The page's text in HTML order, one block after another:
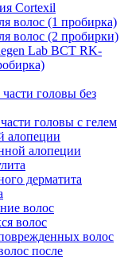
Cortexil
волос (1 пробирка)
волос (2 пробирки)
Lab BCT RK-
головы без
головы с гелем
алопеции
алопеции
дерматита
волос
волос
волос
после